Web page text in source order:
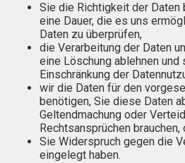
Sie die Richtigkeit der Daten
eine Dauer, die es uns
Daten zu überprüfen,
die Verarbeitung der Daten
eine Löschung ablehnen
Einschränkung der
wir die Daten für den
benötigen, Sie diese Daten
Geltendmachung oder
Rechtsansprüchen brauchen,
Sie Widerspruch gegen die
eingelegt haben.